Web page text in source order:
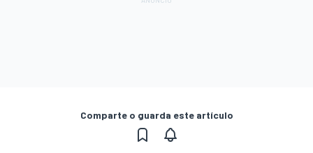
Comparte o guarda este artículo